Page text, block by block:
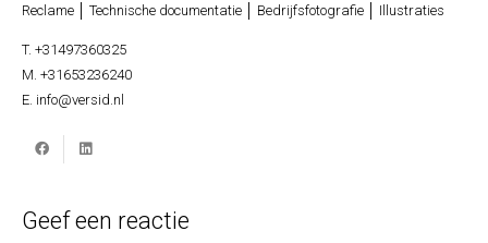
Reclame │ Technische documentatie │ Bedrijfsfotografie │ Illustraties
T. +31497360325
M. +31653236240
E. info@versid.nl
Geef een reactie